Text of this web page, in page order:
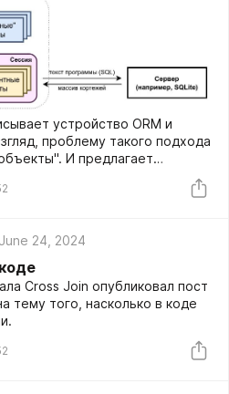
устройство ORM и
проблему такого подхода
И предлагает
кастомной библиотеки,
с БД без использования
June 24, 2024
Cross Join опубликовал пост
тему того, насколько в коде